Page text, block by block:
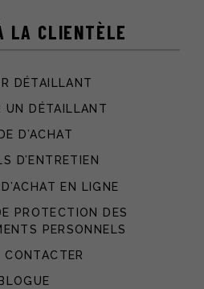
LA CLIENTÈLE
DÉTAILLANT
UN DÉTAILLANT
D’ACHAT
D’ENTRETIEN
EN LIGNE
PROTECTION DES
PERSONNELS
CONTACTER
BLOGUE